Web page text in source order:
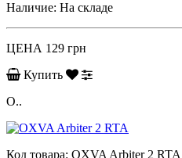
Наличие: На складе
ЦЕНА 129 грн
Купить
O..
Код товара: OXVA Arbiter 2 RTA